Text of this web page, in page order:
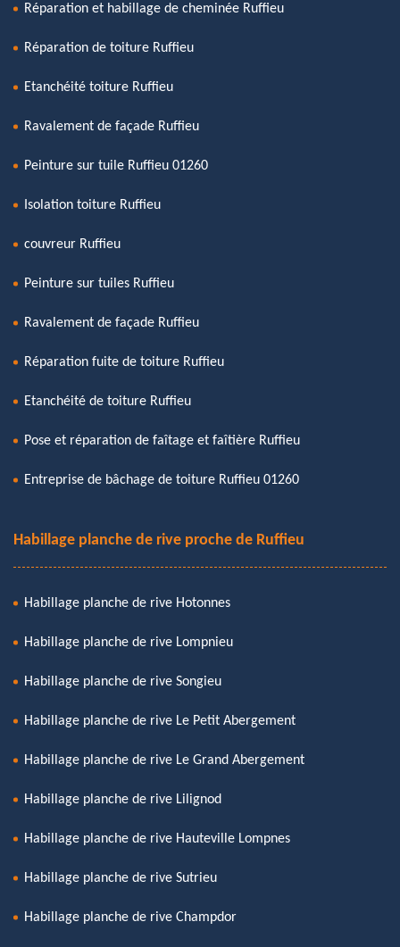
Réparation et habillage de cheminée Ruffieu
Réparation de toiture Ruffieu
Etanchéité toiture Ruffieu
Ravalement de façade Ruffieu
Peinture sur tuile Ruffieu 01260
Isolation toiture Ruffieu
couvreur Ruffieu
Peinture sur tuiles Ruffieu
Ravalement de façade Ruffieu
Réparation fuite de toiture Ruffieu
Etanchéité de toiture Ruffieu
Pose et réparation de faîtage et faîtière Ruffieu
Entreprise de bâchage de toiture Ruffieu 01260
Habillage planche de rive proche de Ruffieu
Habillage planche de rive Hotonnes
Habillage planche de rive Lompnieu
Habillage planche de rive Songieu
Habillage planche de rive Le Petit Abergement
Habillage planche de rive Le Grand Abergement
Habillage planche de rive Lilignod
Habillage planche de rive Hauteville Lompnes
Habillage planche de rive Sutrieu
Habillage planche de rive Champdor